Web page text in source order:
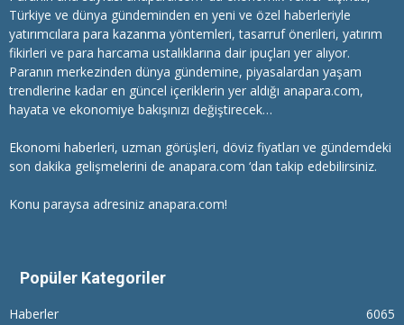
Türkiye ve dünya gündeminden en yeni ve özel haberleriyle
yatırımcılara para kazanma yöntemleri, tasarruf önerileri, yatırım
fikirleri ve para harcama ustalıklarına dair ipuçları yer alıyor.
Paranın merkezinden dünya gündemine, piyasalardan yaşam
trendlerine kadar en güncel içeriklerin yer aldığı anapara.com,
hayata ve ekonomiye bakışınızı değiştirecek…
Ekonomi haberleri, uzman görüşleri, döviz fiyatları ve gündemdeki
son dakika gelişmelerini de anapara.com ‘dan takip edebilirsiniz.
Konu paraysa adresiniz anapara.com!
Popüler Kategoriler
Haberler
6065